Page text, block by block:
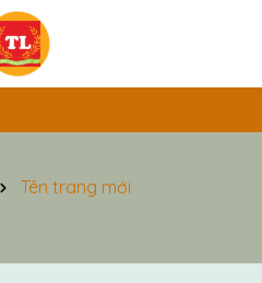
Tên trang mới